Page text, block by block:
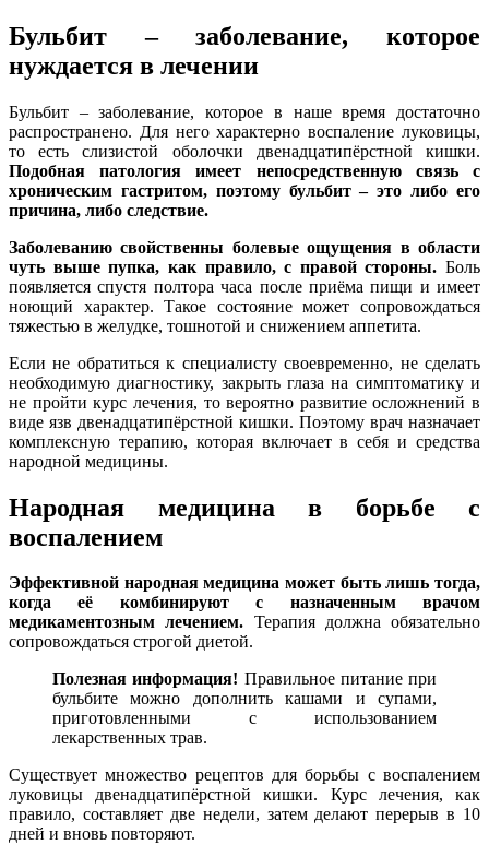
Бульбит – заболевание, которое
нуждается в лечении
Бульбит – заболевание, которое в наше время достаточно
распространено. Для него характерно воспаление луковицы,
то есть слизистой оболочки двенадцатипёрстной кишки.
Подобная патология имеет непосредственную связь с
хроническим гастритом, поэтому бульбит – это либо его
причина, либо следствие.
Заболеванию свойственны болевые ощущения в области
чуть выше пупка, как правило, с правой стороны. Боль
появляется спустя полтора часа после приёма пищи и имеет
ноющий характер. Такое состояние может сопровождаться
тяжестью в желудке, тошнотой и снижением аппетита.
Если не обратиться к специалисту своевременно, не сделать
необходимую диагностику, закрыть глаза на симптоматику и
не пройти курс лечения, то вероятно развитие осложнений в
виде язв двенадцатипёрстной кишки. Поэтому врач назначает
комплексную терапию, которая включает в себя и средства
народной медицины.
Народная медицина в борьбе с
воспалением
Эффективной народная медицина может быть лишь тогда,
когда её комбинируют с назначенным врачом
медикаментозным лечением. Терапия должна обязательно
сопровождаться строгой диетой.
Полезная информация! Правильное питание при
бульбите можно дополнить кашами и супами,
приготовленными с использованием
лекарственных трав.
Существует множество рецептов для борьбы с воспалением
луковицы двенадцатипёрстной кишки. Курс лечения, как
правило, составляет две недели, затем делают перерыв в 10
дней и вновь повторяют.